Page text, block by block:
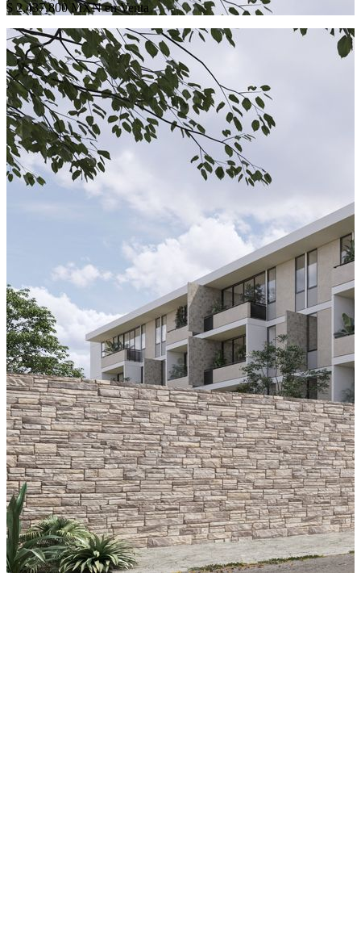
$ 2,437,800 MXN en Venta